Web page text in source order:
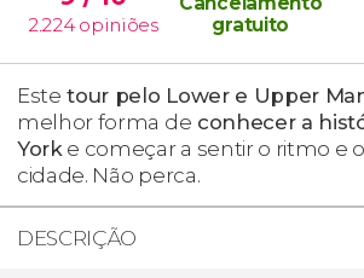
2.224 opiniões
gratuito
Este tour pelo Lower e Upper
melhor forma de conhecer a
York e começar a sentir o ritmo e
cidade. Não perca.
DESCRIÇÃO